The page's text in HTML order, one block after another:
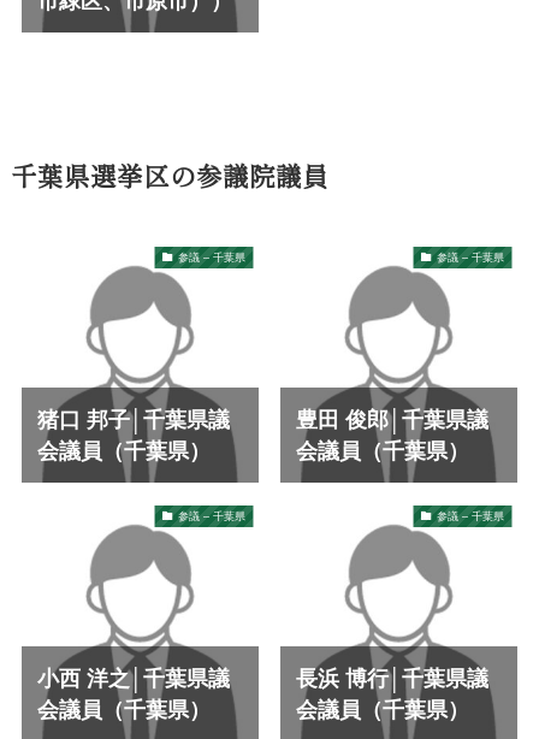
千葉県選挙区の参議院議員
参議 – 千葉県
猪口 邦子│千葉県議
会議員（千葉県）
参議 – 千葉県
豊田 俊郎│千葉県議
会議員（千葉県）
参議 – 千葉県
小西 洋之│千葉県議
会議員（千葉県）
参議 – 千葉県
長浜 博行│千葉県議
会議員（千葉県）